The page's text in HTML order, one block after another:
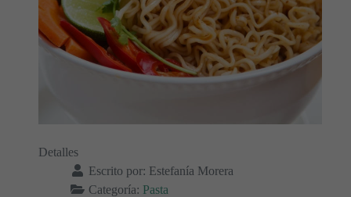
Detalles
Escrito por: Estefanía Morera
Categoría: Pasta